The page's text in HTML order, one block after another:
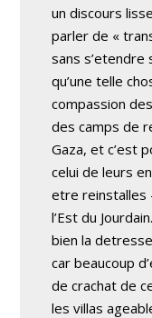
un discours
parler de «
sans s’etendre
qu’une telle
compassion
des camps de
Gaza, et c’est
celui de leurs
etre reinstalles
l’Est du
bien la
car beaucoup
de crachat de
les villas